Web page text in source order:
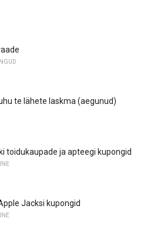
te lähete laskma (aegunud)
toidukaupade ja apteegi kupongid
Jacksi kupongid